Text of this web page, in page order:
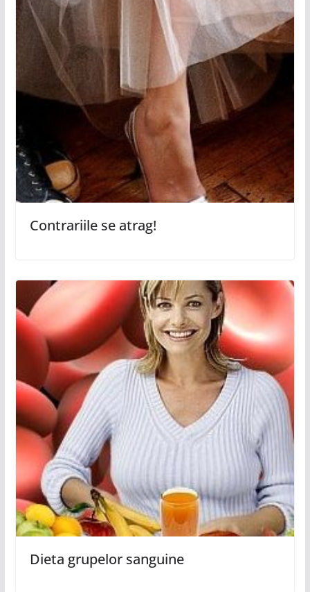
Contrariile se atrag!
Dieta grupelor sanguine